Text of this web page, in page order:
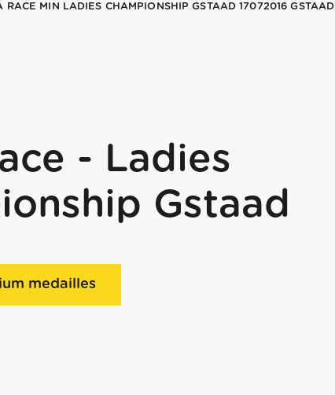
RACE MIN LADIES CHAMPIONSHIP GSTAAD 17072016 GSTAAD
- Ladies
Gstaad
medailles